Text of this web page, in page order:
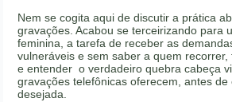
Nem se cogita aqui de discutir a prática
gravações. Acabou se terceirizando para
feminina, a tarefa de receber as
vulneráveis e sem saber a quem
e entender o verdadeiro quebra cabeça
gravações telefônicas oferecem, antes
desejada.